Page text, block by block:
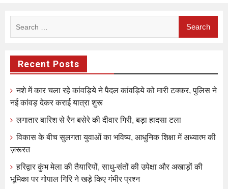
Recent Posts
नशे में कार चला रहे कांवड़िये ने पैदल कांवड़िये को मारी टक्कर, पुलिस ने
नई कांवड़ देकर कराई यात्रा शुरू
लगातार बारिश से रैन बसेरे की दीवार गिरी, बड़ा हादसा टला
विकास के बीच सुलगता युवाओं का भविष्य, आधुनिक शिक्षा में अध्यात्म की
ज़रूरत
हरिद्वार कुंभ मेला की तैयारियों, साधु-संतों की उपेक्षा और अखाड़ों की
भूमिका पर गोपाल गिरि ने खड़े किए गंभीर प्रश्न